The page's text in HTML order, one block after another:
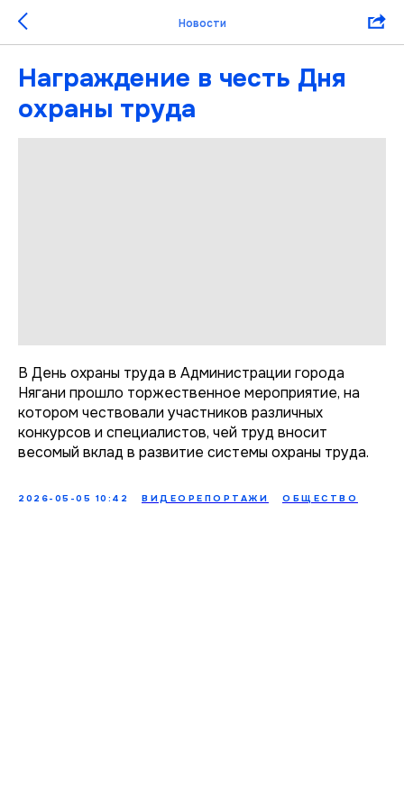
Новости
Награждение в честь Дня
охраны труда
В День охраны труда в Администрации города
Нягани прошло торжественное мероприятие, на
котором чествовали участников различных
конкурсов и специалистов, чей труд вносит
весомый вклад в развитие системы охраны труда.
2026-05-05 10:42 ВИДЕОРЕПОРТАЖИ ОБЩЕСТВО